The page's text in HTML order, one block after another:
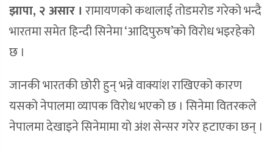
झापा, २ असार । रामायणको कथालाई तोडमरोड गरेको भन्दै
भारतमा समेत हिन्दी सिनेमा ‘आदिपुरुष’को विरोध भइरहेको
छ ।
जानकी भारतकी छोरी हुन् भन्ने वाक्यांश राखिएको कारण
यसको नेपालमा व्यापक विरोध भएको छ । सिनेमा वितरकले
नेपालमा देखाइने सिनेमामा यो अंश सेन्सर गरेर हटाएका छन् ।